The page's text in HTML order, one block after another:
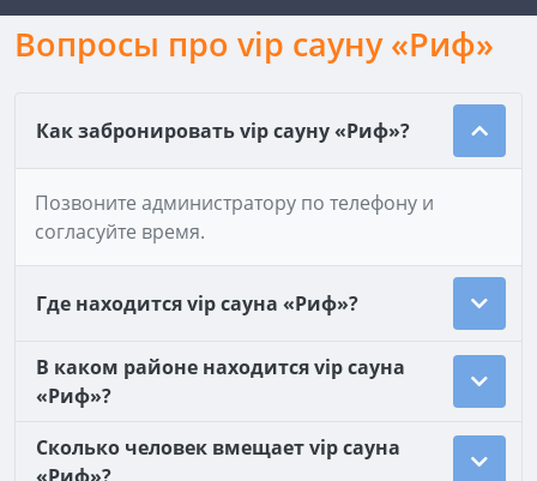
Вопросы про vip сауну «Риф»
Как забронировать vip сауну «Риф»?
Позвоните администратору по телефону и
согласуйте время.
Где находится vip сауна «Риф»?
В каком районе находится vip сауна
«Риф»?
Сколько человек вмещает vip сауна